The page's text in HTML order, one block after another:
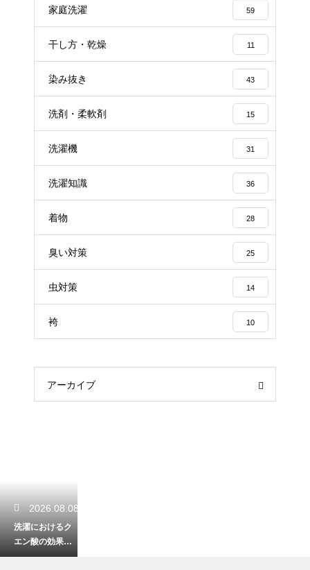
家庭洗濯 59
干し方・乾燥 11
染み抜き 43
洗剤・柔軟剤 15
洗濯機 31
洗濯知識 36
着物 28
臭い対策 25
虫対策 14
袴 10
アーカイブ
2026.08.08
洗濯におけるク
エン酸の効果と
使い方！嫌な匂